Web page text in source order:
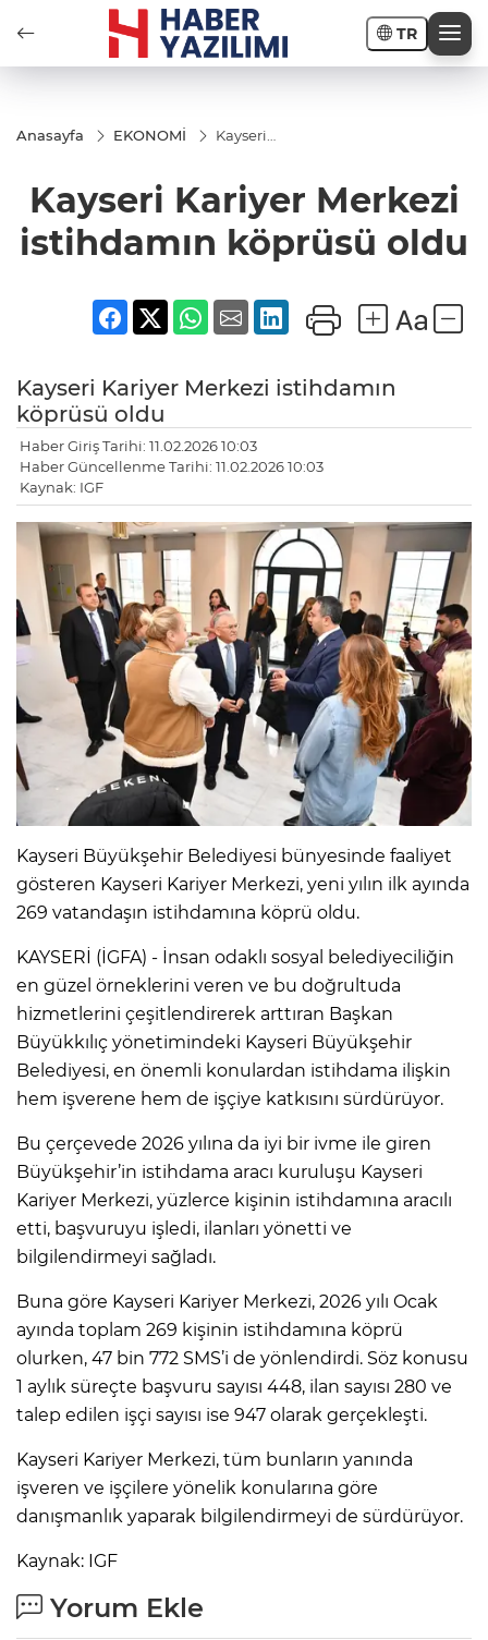
TR
Anasayfa EKONOMİ
Kayseri
istihdamın
köprüsü
oldu
Kayseri Kariyer Merkezi
istihdamın köprüsü oldu
Kayseri Kariyer Merkezi istihdamın
köprüsü oldu
Haber Giriş Tarihi: 11.02.2026 10:03
Haber Güncellenme Tarihi: 11.02.2026 10:03
Kaynak: IGF
Kayseri Büyükşehir Belediyesi bünyesinde faaliyet
gösteren Kayseri Kariyer Merkezi, yeni yılın ilk ayında
269 vatandaşın istihdamına köprü oldu.
KAYSERİ (İGFA) - İnsan odaklı sosyal belediyeciliğin
en güzel örneklerini veren ve bu doğrultuda
hizmetlerini çeşitlendirerek arttıran Başkan
Büyükkılıç yönetimindeki Kayseri Büyükşehir
Belediyesi, en önemli konulardan istihdama ilişkin
hem işverene hem de işçiye katkısını sürdürüyor.
Bu çerçevede 2026 yılına da iyi bir ivme ile giren
Büyükşehir’in istihdama aracı kuruluşu Kayseri
Kariyer Merkezi, yüzlerce kişinin istihdamına aracılı
etti, başvuruyu işledi, ilanları yönetti ve
bilgilendirmeyi sağladı.
Buna göre Kayseri Kariyer Merkezi, 2026 yılı Ocak
ayında toplam 269 kişinin istihdamına köprü
olurken, 47 bin 772 SMS’i de yönlendirdi. Söz konusu
1 aylık süreçte başvuru sayısı 448, ilan sayısı 280 ve
talep edilen işçi sayısı ise 947 olarak gerçekleşti.
Kayseri Kariyer Merkezi, tüm bunların yanında
işveren ve işçilere yönelik konularına göre
danışmanlık yaparak bilgilendirmeyi de sürdürüyor.
Kaynak: IGF
Yorum Ekle